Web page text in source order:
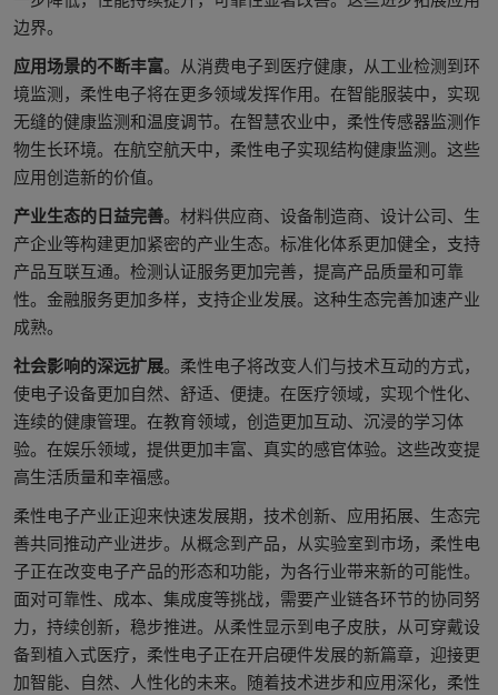
边界。
应用场景的不断丰富。从消费电子到医疗健康，从工业检测到环
境监测，柔性电子将在更多领域发挥作用。在智能服装中，实现
无缝的健康监测和温度调节。在智慧农业中，柔性传感器监测作
物生长环境。在航空航天中，柔性电子实现结构健康监测。这些
应用创造新的价值。
产业生态的日益完善。材料供应商、设备制造商、设计公司、生
产企业等构建更加紧密的产业生态。标准化体系更加健全，支持
产品互联互通。检测认证服务更加完善，提高产品质量和可靠
性。金融服务更加多样，支持企业发展。这种生态完善加速产业
成熟。
社会影响的深远扩展。柔性电子将改变人们与技术互动的方式，
使电子设备更加自然、舒适、便捷。在医疗领域，实现个性化、
连续的健康管理。在教育领域，创造更加互动、沉浸的学习体
验。在娱乐领域，提供更加丰富、真实的感官体验。这些改变提
高生活质量和幸福感。
柔性电子产业正迎来快速发展期，技术创新、应用拓展、生态完
善共同推动产业进步。从概念到产品，从实验室到市场，柔性电
子正在改变电子产品的形态和功能，为各行业带来新的可能性。
面对可靠性、成本、集成度等挑战，需要产业链各环节的协同努
力，持续创新，稳步推进。从柔性显示到电子皮肤，从可穿戴设
备到植入式医疗，柔性电子正在开启硬件发展的新篇章，迎接更
加智能、自然、人性化的未来。随着技术进步和应用深化，柔性